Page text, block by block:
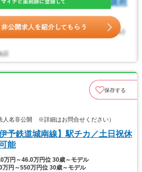
保存する
人名非公開 ※詳細はお問合せください）
予鉄道城南線】駅チカ／土日祝休
能
万円～46.0万円位 30歳～モデル
万円～550万円位 30歳～モデル